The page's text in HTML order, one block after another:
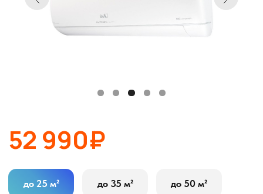
Описание
52 990₽